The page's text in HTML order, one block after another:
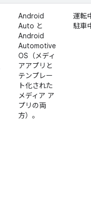
Android
Auto と
Android
Automotive
OS（メディ
アアプリと
テンプレー
ト化された
メディア ア
プリの両
方）。
運転
駐車